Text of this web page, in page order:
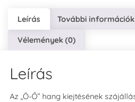
Leírás További információk
Vélemények (0)
Leírás
Az „Ö-Ő” hang kiejtésének